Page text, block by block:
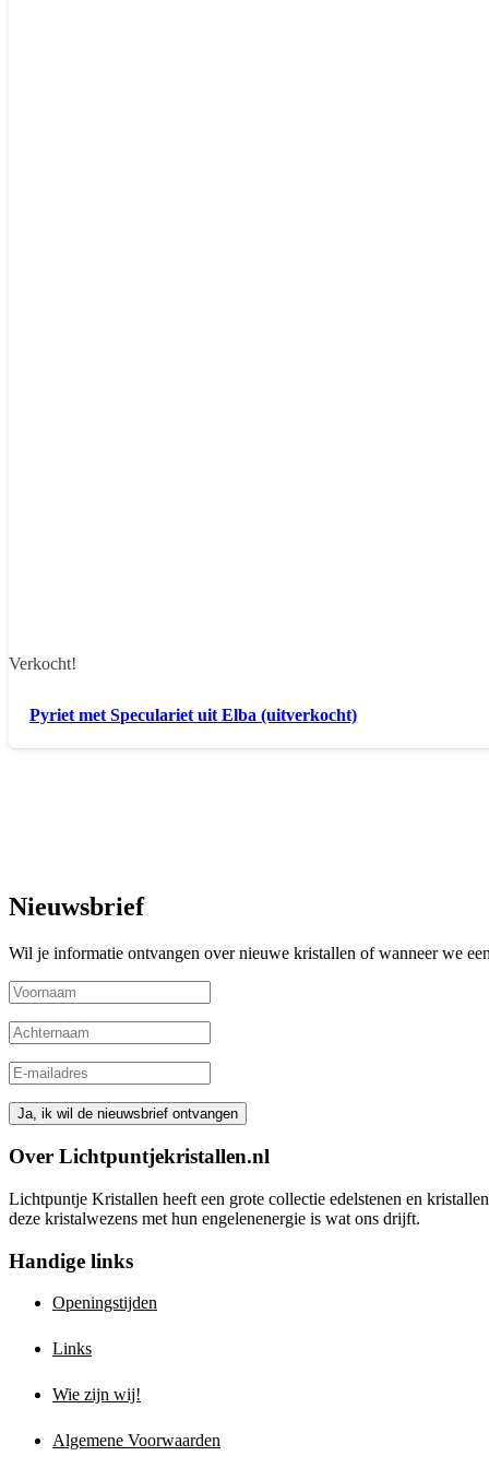
Verkocht!
Pyriet met Speculariet uit Elba (uitverkocht)
Nieuwsbrief
Wil je informatie ontvangen over nieuwe kristallen of wanneer we
Over Lichtpuntjekristallen.nl
Lichtpuntje Kristallen heeft een grote collectie edelstenen en
deze kristalwezens met hun engelenenergie is wat ons drijft.
Handige links
Openingstijden
Links
Wie zijn wij!
Algemene Voorwaarden